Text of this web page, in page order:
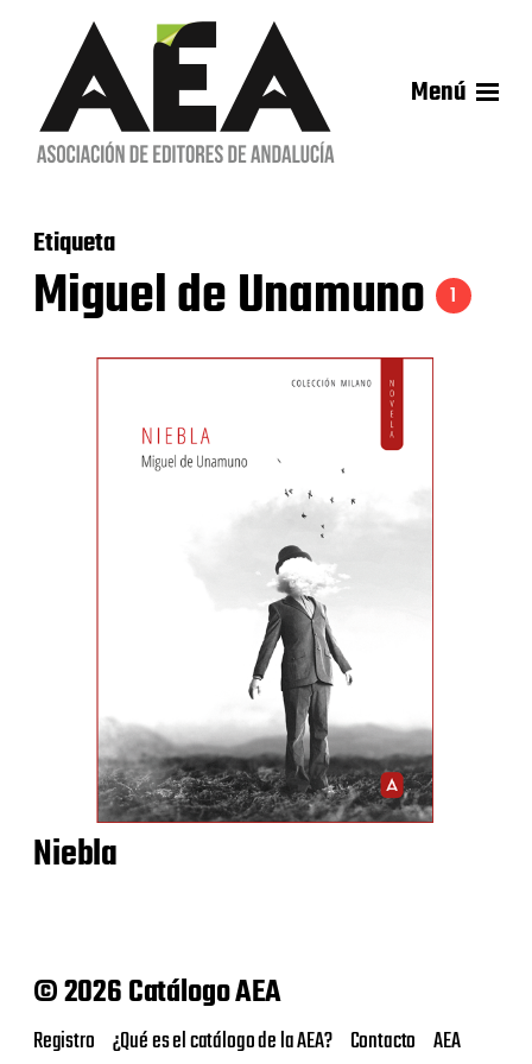
Menú
Etiqueta
Miguel de Unamuno 1
Niebla
© 2026 Catálogo AEA
Registro ¿Qué es el catálogo de la AEA? Contacto AEA